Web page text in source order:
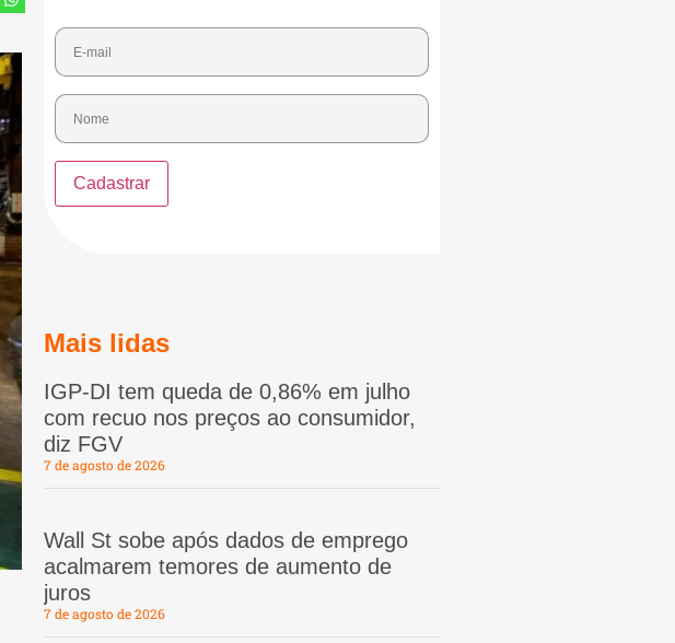
Mais lidas
IGP-DI tem queda de 0,86% em julho
com recuo nos preços ao consumidor,
diz FGV
7 de agosto de 2026
Wall St sobe após dados de emprego
acalmarem temores de aumento de
juros
7 de agosto de 2026